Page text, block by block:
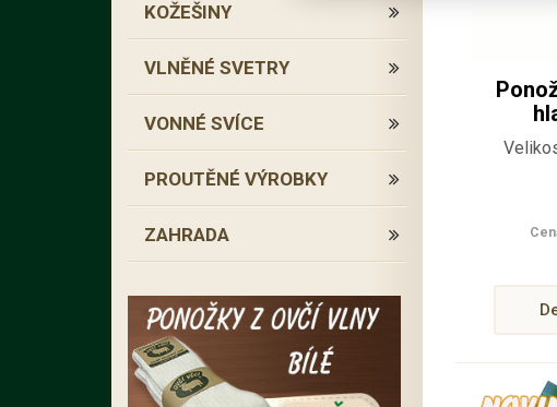
KOŽEŠINY
VLNĚNÉ SVETRY
VONNÉ SVÍCE
PROUTĚNÉ VÝROBKY
ZAHRADA